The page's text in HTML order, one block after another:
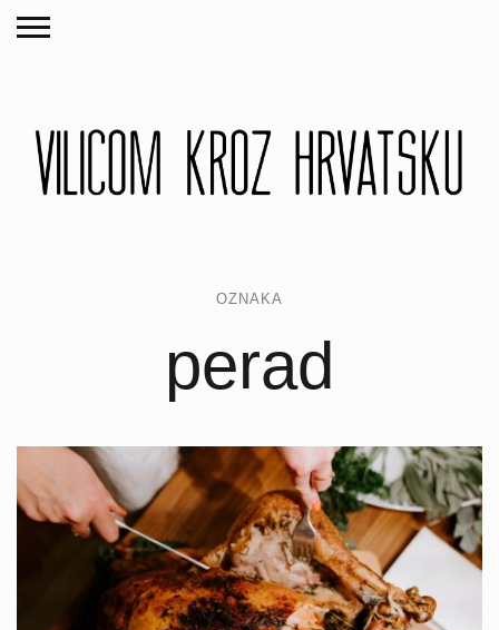
OZNAKA
perad